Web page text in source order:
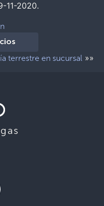
11-2020.
terrestre en sucursal »»